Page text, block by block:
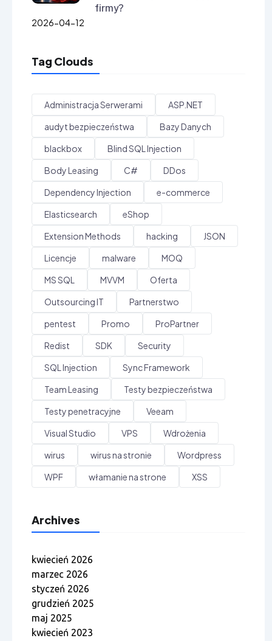
firmy?
2026-04-12
Tag Clouds
Administracja Serwerami
ASP.NET
audyt bezpieczeństwa
Bazy Danych
blackbox
Blind SQL Injection
Body Leasing
C#
DDos
Dependency Injection
e-commerce
Elasticsearch
eShop
Extension Methods
hacking
JSON
Licencje
malware
MOQ
MS SQL
MVVM
Oferta
Outsourcing IT
Partnerstwo
pentest
Promo
ProPartner
Redist
SDK
Security
SQL Injection
Sync Framework
Team Leasing
Testy bezpieczeństwa
Testy penetracyjne
Veeam
Visual Studio
VPS
Wdrożenia
wirus
wirus na stronie
Wordpress
WPF
włamanie na strone XSS
Archives
kwiecień 2026
marzec 2026
styczeń 2026
grudzień 2025
maj 2025
kwiecień 2023